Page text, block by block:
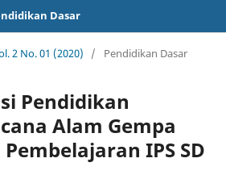
Dasar
2 No. 01 (2020) / Pendidikan Dasar
Pendidikan
Alam Gempa
IPS SD